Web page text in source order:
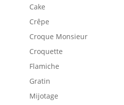
Cake
Crêpe
Croque Monsieur
Croquette
Flamiche
Gratin
Mijotage